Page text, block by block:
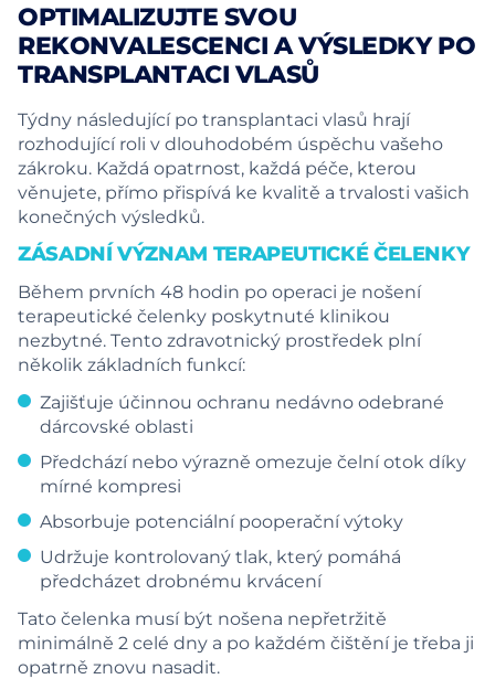
OPTIMALIZUJTE SVOU
REKONVALESCENCI A VÝSLEDKY PO
TRANSPLANTACI VLASŮ
Týdny následující po transplantaci vlasů hrají
rozhodující roli v dlouhodobém úspěchu vašeho
zákroku. Každá opatrnost, každá péče, kterou
věnujete, přímo přispívá ke kvalitě a trvalosti vašich
konečných výsledků.
ZÁSADNÍ VÝZNAM TERAPEUTICKÉ ČELENKY
Během prvních 48 hodin po operaci je nošení
terapeutické čelenky poskytnuté klinikou
nezbytné. Tento zdravotnický prostředek plní
několik základních funkcí:
Zajišťuje účinnou ochranu nedávno odebrané
dárcovské oblasti
Předchází nebo výrazně omezuje čelní otok díky
mírné kompresi
Absorbuje potenciální pooperační výtoky
Udržuje kontrolovaný tlak, který pomáhá
předcházet drobnému krvácení
Tato čelenka musí být nošena nepřetržitě
minimálně 2 celé dny a po každém čištění je třeba ji
opatrně znovu nasadit.